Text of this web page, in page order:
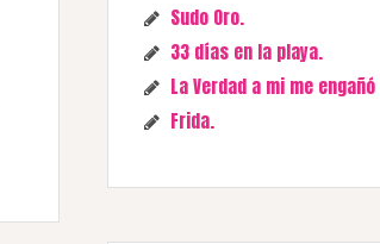
Sudo Oro.
33 días en la playa.
La Verdad a mi me engañó
Frida.